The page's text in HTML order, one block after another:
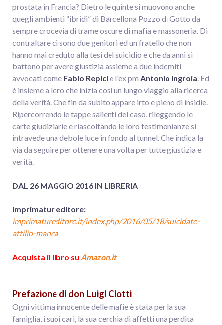
prostata in Francia? Dietro le quinte si muovono anche
quegli ambienti “ibridi” di Barcellona Pozzo di Gotto da
sempre crocevia di trame oscure di mafia e massoneria. Di
contraltare ci sono due genitori ed un fratello che non
hanno mai creduto alla tesi del suicidio e che da anni si
battono per avere giustizia assieme a due indomiti
avvocati come Fabio Repicie l'ex pm Antonio Ingroia. Ed
è insieme a loro che inizia così un lungo viaggio alla ricerca
della verità. Che fin da subito appare irto e pieno di insidie.
Ripercorrendo le tappe salienti del caso, rileggendo le
carte giudiziarie e riascoltando le loro testimonianze si
intravede una debole luce in fondo al tunnel. Che indica la
via da seguire per ottenere una volta per tutte giustizia e
verità.
DAL 26 MAGGIO 2016 IN LIBRERIA
Imprimatur editore:
imprimatureditore.it/index.php/2016/05/18/suicidate-
attilio-manca
Acquista il libro su Amazon.it
Prefazione di don Luigi Ciotti
Ogni vittima innocente delle mafie è stata per la sua
famiglia, i suoi cari, la sua cerchia di affetti una perdita